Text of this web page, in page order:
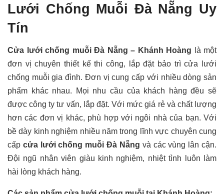
Lưới Chống Muỗi Đà Nẵng Uy
Tín
Cửa lưới chống muỗi Đà Nẵng – Khánh Hoàng là một
đơn vị chuyên thiết kế thi công, lắp đặt bảo trì cửa lưới
chống muỗi gia đình. Đơn vị cung cấp với nhiều dòng sản
phẩm khác nhau. Mọi nhu cầu của khách hàng đều sẽ
được công ty tư vấn, lắp đặt. Với mức giá rẻ và chất lượng
hơn các đơn vị khác, phù hợp với ngôi nhà của bạn. Với
bề dày kinh nghiệm nhiều năm trong lĩnh vực chuyên cung
cấp cửa lưới chống muỗi Đà Nẵng và các vùng lân cận.
Đội ngũ nhân viên giàu kinh nghiệm, nhiệt tình luôn làm
hài lòng khách hàng.